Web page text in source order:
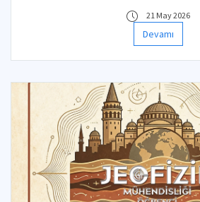
21 May 2026
Devamı